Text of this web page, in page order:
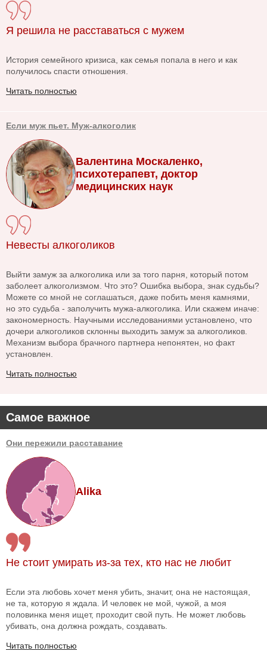
Самое важное
Они пережили расставание
Alika
Не стоит умирать из-за тех, кто нас не любит
Если эта любовь хочет меня убить, значит, она не настоящая,
не та, которую я ждала. И человек не мой, чужой, а моя
половинка меня ищет, проходит свой путь. Не может любовь
убивать, она должна рождать, создавать.
Читать полностью
Я решила не расставаться с мужем
История семейного кризиса, как семья попала в него и как
получилось спасти отношения.
Читать полностью
Если муж пьет. Муж-алкоголик
Валентина Москаленко,
психотерапевт, доктор
медицинских наук
Невесты алкоголиков
Выйти замуж за алкоголика или за того парня, который потом
заболеет алкоголизмом. Что это? Ошибка выбора, знак судьбы?
Можете со мной не соглашаться, даже побить меня камнями,
но это судьба - заполучить мужа-алкоголика. Или скажем иначе:
закономерность. Научными исследованиями установлено, что
дочери алкоголиков склонны выходить замуж за алкоголиков.
Механизм выбора брачного партнера непонятен, но факт
установлен.
Читать полностью